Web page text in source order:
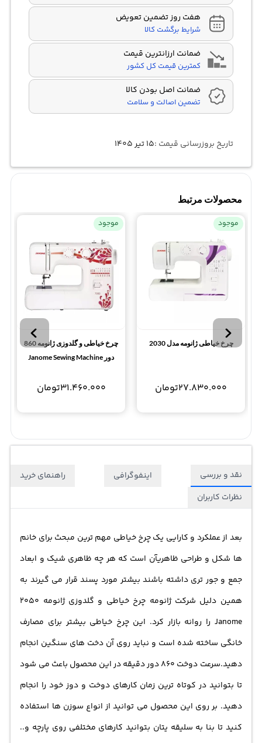
هفت روز تضمین تعویض
شرایط برگشت کالا
ضمانت ارزانترین قیمت
کمترین قیمت کل کشور
ضمانت اصل بودن کالا
تضمین اصالت و سلامت
تاریخ بروزرسانی قیمت :۱۵ تیر ۱۴۰۵
محصولات مرتبط
موجود
چرخ خیاطی ژانومه مدل 2030
27.830.000تومان
موجود
چرخ خیاطی و گلدوزی ژانومه 860
دور Janome Sewing Machine
31.460.000تومان
نقد و بررسی اینفوگرافی
راهنمای خرید
نظرات کاربران
بعد از عملکرد و کارایی یکچرخ خیاطی مهم ترین مبحث برای خانم
ها شکل و طراحی ظاهریآن است که هر چه ظاهری شیک و ابعاد
جمع و جور تری داشته باشند بیشتر مورد پسند قرار می گیرند به
همین دلیل شرکت ژانومه چرخ خیاطی و گلدوزی ژانومه 2050
Janome را روانه بازار کرد. این چرخ خیاطی بیشتر برای مصارف
خانگی ساخته شده است و نباید روی آن دخت های سنگین انجام
دهید.سرعت دوخت 860 دور دقیقه در این محصول باعث می شود
تا بتوانید در کوتاه ترین زمان کارهای دوخت و دوز خود را انجام
دهید. بر روی این محصول می توانید از انواع سوزن ها استفاده
کنید تا بنا به سلیقه یتان بتوانید کارهای مختلفی روی پارچه و..